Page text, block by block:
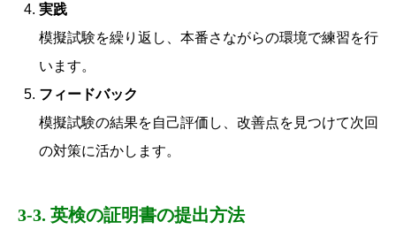
実践
模擬試験を繰り返し、本番さながらの環境で練習を行
います。
フィードバック
模擬試験の結果を自己評価し、改善点を見つけて次回
の対策に活かします。
3-3. 英検の証明書の提出方法